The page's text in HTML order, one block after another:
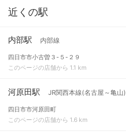
近くの駅
内部駅 内部線
四日市市小古曽３-５-２９
このページの店舗から 1.1 km
河原田駅 JR関西本線(名古屋～亀山)
四日市市河原田町
このページの店舗から 1.6 km